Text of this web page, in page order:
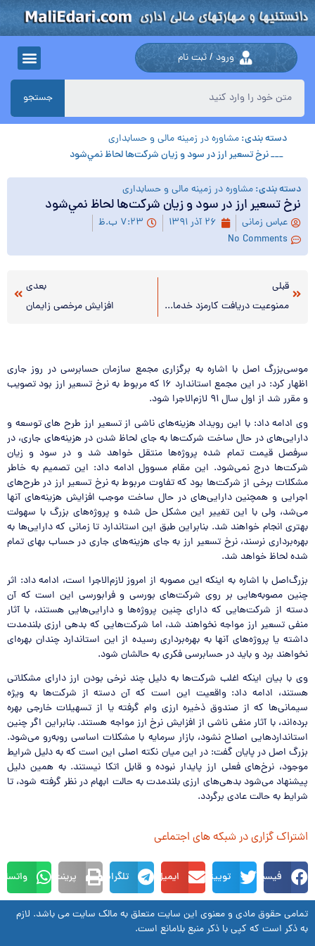
ورود / ثبت نام
جستجو
دسته بندی:مشاوره در زمینه مالی و حسابداری
___ نرخ تسعير ارز در سود و زيان شركت‌ها لحاظ نمي‌شود
دسته بندی:مشاوره در زمینه مالی و حسابداری
نرخ تسعير ارز در سود و زيان شركت‌ها لحاظ نمي‌شود
عباس زمانی ۲۶ آذر ۱۳۹۱
۷:۲۳ ب.ظ
No Comments
قبلی
ممنوعیت دریافت کارمزد خدمات پرداخت قبوض در بانکها
بعدی
افزایش مرخصی زایمان
موسی‌بزرگ اصل با اشاره به برگزاری مجمع سازمان حسابرسی در روز جاری
اظهار كرد: در این مجمع استاندارد ۱۶ که مربوط به نرخ تسعیر ارز بود تصویب
و مقرر شد از اول سال ۹۱ لازم‌الاجرا شود.
وی ادامه داد: با این رویداد هزینه‌های ناشی از تسعیر ارز طرح های توسعه و
دارایی‌های در حال ساخت شرکت‌ها به جای لحاظ شدن در هزینه‌های جاری، در
سرفصل قیمت تمام شده پروژه‌ها منتقل خواهد شد و در سود و زیان
شرکت‌ها درج نمی‌شود. این مقام مسوول‌ ادامه داد: این تصمیم به خاطر
مشکلات برخی از شرکت‌ها بود که تفاوت مربوط به نرخ تسعیر ارز در طرح‌های
اجرایی و همچنین دارایی‌های در حال ساخت موجب افزایش هزینه‌های آنها
می‌شد، ولی با این تغییر این مشکل حل شده و پروژه‌های بزرگ با سهولت
بهتری انجام خواهند شد. بنابراین طبق این استاندارد تا زمانی که دارایی‌ها به
بهره‌برداری نرسند، نرخ تسعیر ارز به جای هزینه‌های جاری در حساب بهای تمام
شده لحاظ خواهد شد.
بزرگ‌اصل با اشاره به اینکه این مصوبه از امروز لازم‌الاجرا است، ادامه داد: اثر
چنین مصوبه‌هایی بر روی شرکت‌های بورسی و فرابورسی این است که آن
دسته از شرکت‌هایی که دارای چنین پروژه‌ها و دارایی‌هایی هستند، با آثار
منفی تسعیر ارز مواجه نخواهند شد، اما شرکت‌هایی که بدهی ارزی بلند‌مدت
داشته یا پروژه‌های آنها به بهره‌برداری رسیده از این استاندارد چندان بهره‌ای
نخواهند برد و باید در حسابرسی فکری به حالشان شود.
وی با بیان اینکه اغلب شرکت‌ها به دلیل چند نرخی بودن ارز دارای مشکلاتی
هستند، ادامه داد: واقعیت این است که آن دسته از شرکت‌ها به ویژه
سیماني‌‌ها که از صندوق ذخیره ارزی وام گرفته یا از تسهیلات خارجی بهره
‌برده‌اند، با آثار منفی ناشی از افزایش نرخ ارز مواجه هستند. بنابراین اگر چنین
استانداردهایی اصلاح نشود، بازار سرمایه با مشکلات اساسی روبه‌رو‌ مي‌شود.
بزرگ اصل در پایان گفت: در این میان نکته اصلی این است که به دلیل شرایط
موجود، نرخ‌های فعلی ارز پایدار نبوده و قابل اتکا نیستند. به همین دلیل
پیشنهاد می‌شود بدهی‌های ارزی بلند‌مدت به حالت ابهام در نظر گرفته شود، تا
شرایط به حالت عادی برگردد.
اشتراک گزاری در شبکه های اجتماعی
فیسبوک توییتر ایمیل تلگرام پرینت
تمامی حقوق مادی و معنوی این سایت متعلق به مالک سایت می باشد. لازم
به ذکر است که کپی با ذکر منبع بلامانع است.